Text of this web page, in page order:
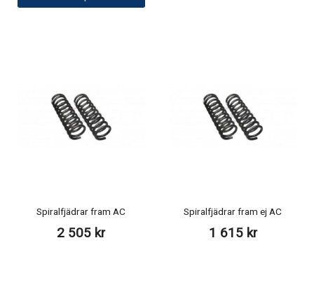
Spiralfjädrar fram AC
2 505 kr
Spiralfjädrar fram ej AC
1 615 kr